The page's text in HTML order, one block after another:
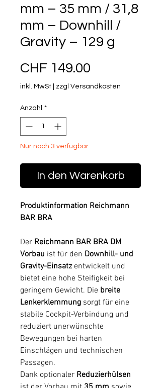
mm – 35 mm / 31,8
mm – Downhill /
Gravity – 129 g
CHF 149.00
inkl. MwSt zzgl Versandkosten
Anzahl *
Nur noch 3 verfügbar
In den Warenkorb
Produktinformation Reichmann
BAR BRA
Der Reichmann BAR BRA DM
Vorbau ist für den Downhill- und
Gravity-Einsatzentwickelt und
bietet eine hohe Steifigkeit bei
geringem Gewicht. Die breite
Lenkerklemmung sorgt für eine
stabile Cockpit-Verbindung und
reduziert unerwünschte
Bewegungen bei harten
Einschlägen und technischen
Passagen.
Dank optionaler Reduzierhülsen